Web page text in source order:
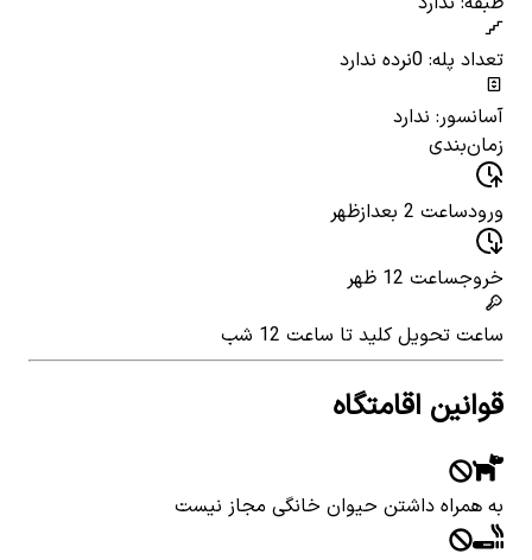
تعداد پله: 0
نرده ندارد
آسانسور: ندارد
زمان‌بندی
ورودساعت 2 بعدازظهر
خروجساعت 12 ظهر
ساعت تحویل کلید تا ساعت 12 شب
قوانین اقامتگاه
به همراه داشتن حیوان خانگی مجاز نیست